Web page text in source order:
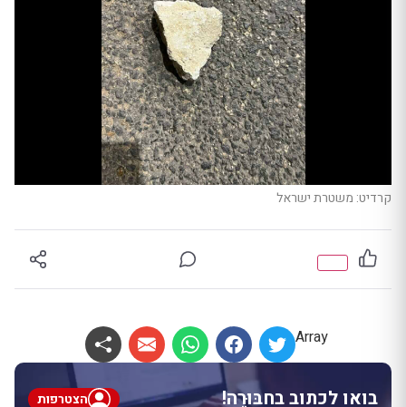
קרדיט: משטרת ישראל
Array
בואו לכתוב בחבּוּרֶה! הצטרפות